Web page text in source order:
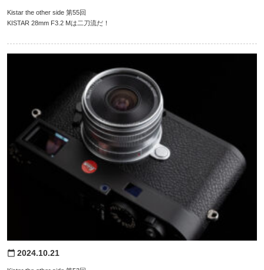
Kistar the other side 第55回
KISTAR 28mm F3.2 Mは二刀流だ！
calendar_today 2024.10.21